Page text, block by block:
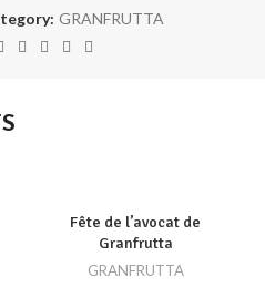
GRANFRUTTA
Fête de l’avocat de
Granfrutta
GRANFRUTTA